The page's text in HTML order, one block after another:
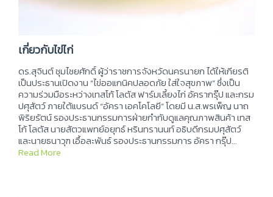
เกี่ยวกับไข่ไก่
ดร.สุจินต์ ชุมไชยศักดิ์ ผู้ว่าราชการจังหวัดนครนายก ได้ให้เกียรติ
เป็นประธานเปิดงาน “ไข่ออแกนิคปลอดภัย ใส่ใจสุขภาพ” ซึ่งเป็น
ความร่วมมือระหว่างเทสโก้ โลตัส ฟาร์มเลี้ยงไก่ อัครากรุ๊ป และกรม
ปศุสัตว์ ภายใต้แบรนด์ “อัครา เอคโคโลยี” โดยมี น.ส.พรเพ็ญ นาถ
พิริยรัตน์ รองประธานกรรมการฝ่ายกำกับดูแลคุณภาพสินค้า เทส
โก้ โลตัส นายสัตวแพทย์อยุทธ์ หรินทรานนท์ อธิบดีกรมปศุสัตว์
และนายธนาวุฑ เอื้อละพันธ์ รองประธานกรรมการ อัครา กรุ๊ป…
Read More